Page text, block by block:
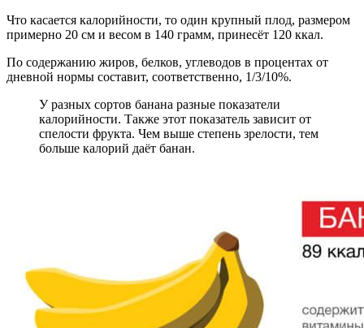
Что касается калорийности, то один крупный плод, размером
примерно 20 см и весом в 140 грамм, принесёт 120 ккал.
По содержанию жиров, белков, углеводов в процентах от
дневной нормы составит, соответственно, 1/3/10%.
У разных сортов банана разные показатели
калорийности. Также этот показатель зависит от
спелости фрукта. Чем выше степень зрелости, тем
больше калорий даёт банан.